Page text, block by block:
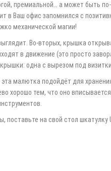
премиальной… а может быть
в Ваш офис запомнился с
механической магии!
Во-вторых, крышка
в движение (это просто
одна с вырезом под
малютка подойдёт для
хорошо тем, что оно
на свой стол шкатулку